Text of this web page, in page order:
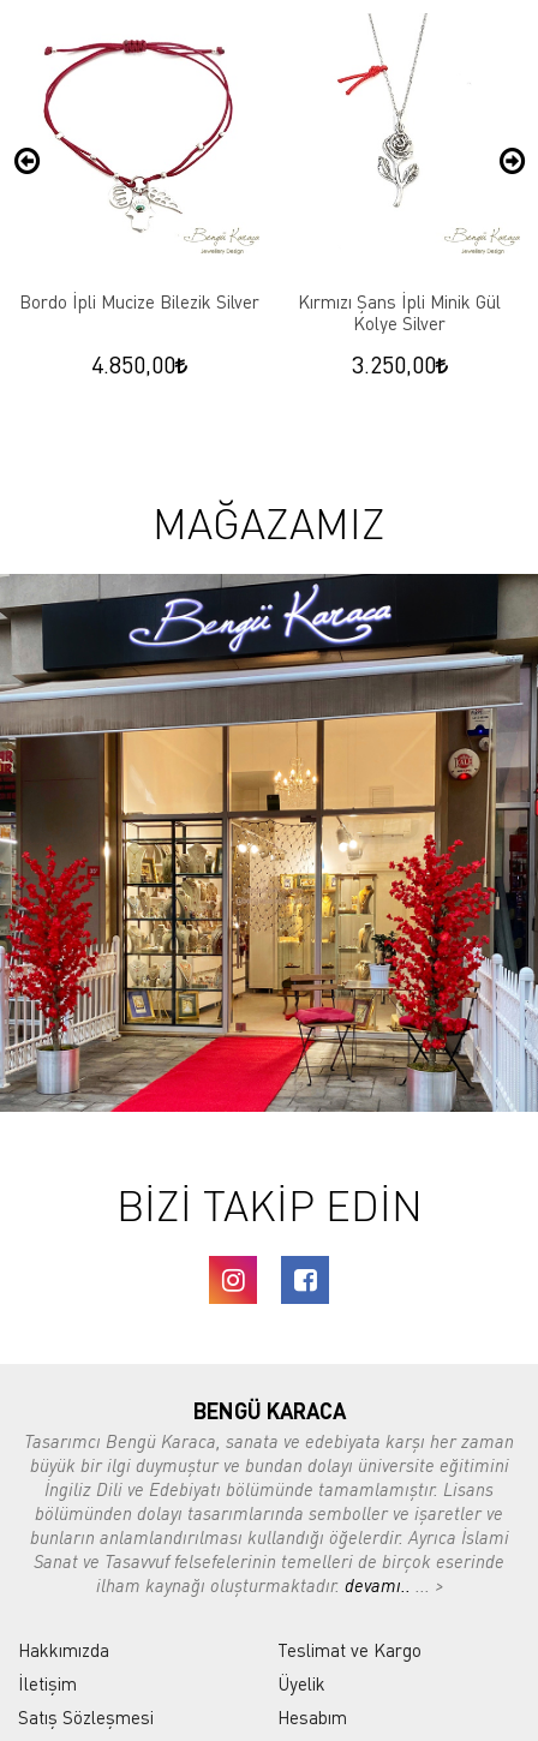
Bordo İpli Mucize Bilezik Silver
4.850,00
Kırmızı Şans İpli Minik Gül
Kolye Silver
3.250,00
MAĞAZAMIZ
BİZİ TAKİP EDİN
BENGÜ KARACA
Tasarımcı Bengü Karaca, sanata ve edebiyata karşı her zaman
büyük bir ilgi duymuştur ve bundan dolayı üniversite eğitimini
İngiliz Dili ve Edebiyatı bölümünde tamamlamıştır. Lisans
bölümünden dolayı tasarımlarında semboller ve işaretler ve
bunların anlamlandırılması kullandığı öğelerdir. Ayrıca İslami
Sanat ve Tasavvuf felsefelerinin temelleri de birçok eserinde
ilham kaynağı oluşturmaktadır. devamı.. ... >
Hakkımızda
İletişim
Satış Sözleşmesi
Teslimat ve Kargo
Üyelik
Hesabım